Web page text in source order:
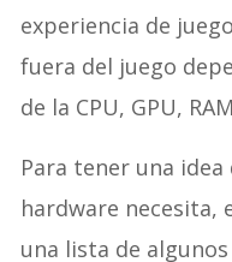
experiencia de
fuera del juego
de la CPU, GPU,
Para tener una
hardware necesita,
una lista de